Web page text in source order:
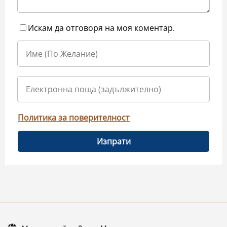
Искам да отговоря на моя коментар.
Политика за поверителност
Изпрати